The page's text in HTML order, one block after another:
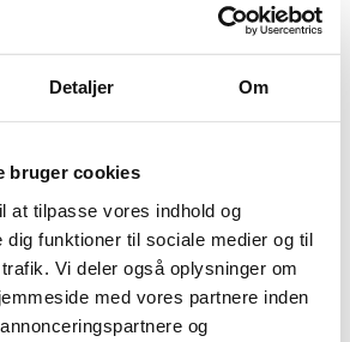
Detaljer Om
bruger cookies
at tilpasse vores indhold og
dig funktioner til sociale medier og til
Vi deler også oplysninger om
med vores partnere inden
og
17:00